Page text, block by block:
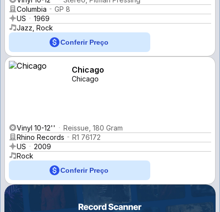
Columbia
GP 8
US
1969
Jazz, Rock
Conferir Preço
Chicago
Chicago
Vinyl 10-12''
Reissue, 180 Gram
Rhino Records
R1 76172
US
2009
Rock
Conferir Preço